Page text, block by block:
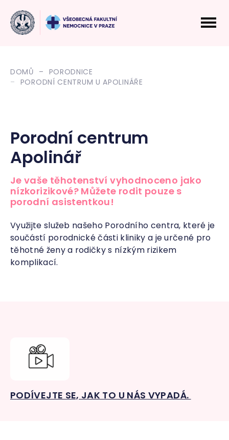
DOMŮ
PORODNICE
PORODNÍ CENTRUM U APOLINÁŘE
Porodní centrum
Apolinář
Je vaše těhotenství vyhodnoceno jako
nízkorizikové? Můžete rodit pouze s
porodní asistentkou!
Využijte služeb našeho Porodního centra, které je
součástí porodnické části kliniky a je určené pro
těhotné ženy a rodičky s nízkým rizikem
komplikací.
PODÍVEJTE SE, JAK TO U NÁS VYPADÁ.